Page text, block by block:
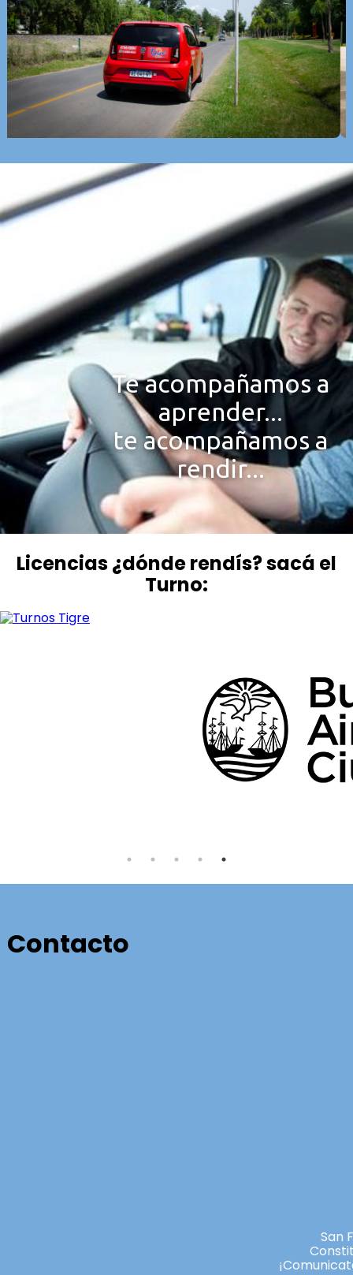
Te acompañamos a
aprender...
te acompañamos a
rendir...
Licencias ¿dónde rendís? sacá el
Turno:
Contacto
San